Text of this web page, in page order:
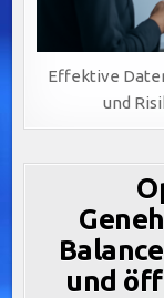
Effektive
und
und